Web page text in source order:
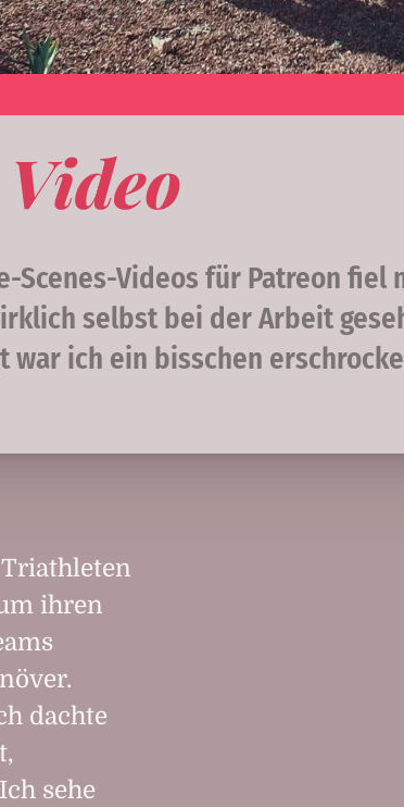
Videos für Patreon fiel
selbst bei der Arbeit
war ich ein bisschen
ihren
dachte
sehe